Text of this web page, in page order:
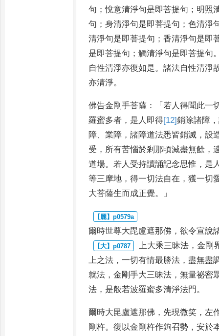
句 ；悅意清淨句是即菩提句 ； 明照
句 ；身清淨句是即菩提句 ；色清淨
清淨句是即菩提句 ；香清淨句是即
是即菩提句 ；觸清淨句是即菩提句
自性清淨亦復如是。諸法自性清淨
亦清淨。
佛告金剛手菩薩 ：「 若人得聞此一
羅蜜多者 ， 是人即得[12]銷除諸障 ，
障、業障 ，諸障道法悉皆銷滅 ，設
受 ， 所有苦惱於剎那頃滅盡無餘 ，
道場。 若人受持讀誦記念思惟 ， 是
等三摩地 ，得一切法自在 ，獲一切
大菩薩生而成正覺。」
爾時世尊大毘盧遮那佛 ，欲令宣說
上大乘三昧法 ，金剛
上之法 ，一切有情最勝法 ，盡無盡
就法 ，金剛手大三昧法 ，無量祕密
法 ， 是般若波羅蜜多清淨法門 。
爾時大毘盧遮那佛 ， 先現微笑 ， 左
剛杵。復以金剛杵作鉤召勢 ，安於